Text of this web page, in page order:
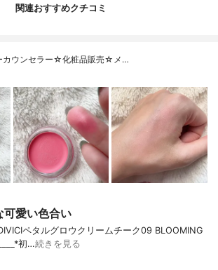
関連おすすめクチコミ
カウンセラー☆化粧品販売☆メ…
可愛い色合い
ペタルグロウクリームチーク09 BLOOMING
初…続きを見る